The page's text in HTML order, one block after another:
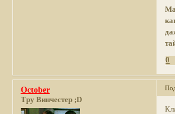
0
October
Тру Винчестер ;D